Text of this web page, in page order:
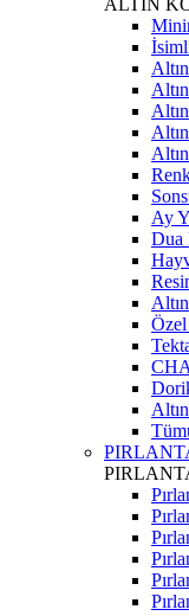
ALTIN
Ay
Dua
Özel